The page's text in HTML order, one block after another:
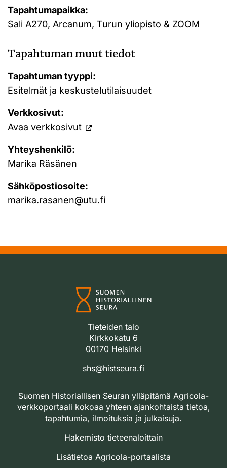
Tapahtumapaikka:
Sali A270, Arcanum, Turun yliopisto & ZOOM
Tapahtuman muut tiedot
Tapahtuman tyyppi:
Esitelmät ja keskustelutilaisuudet
Verkkosivut:
Avaa verkkosivut
Yhteyshenkilö:
Marika Räsänen
Sähköpostiosoite:
marika.rasanen@utu.fi
Tieteiden talo
Kirkkokatu 6
00170 Helsinki
shs@histseura.fi
Suomen Historiallisen Seuran ylläpitämä Agricola-
verkkoportaali kokoaa yhteen ajankohtaista tietoa,
tapahtumia, ilmoituksia ja julkaisuja.
Hakemisto tieteenaloittain
Lisätietoa Agricola-portaalista